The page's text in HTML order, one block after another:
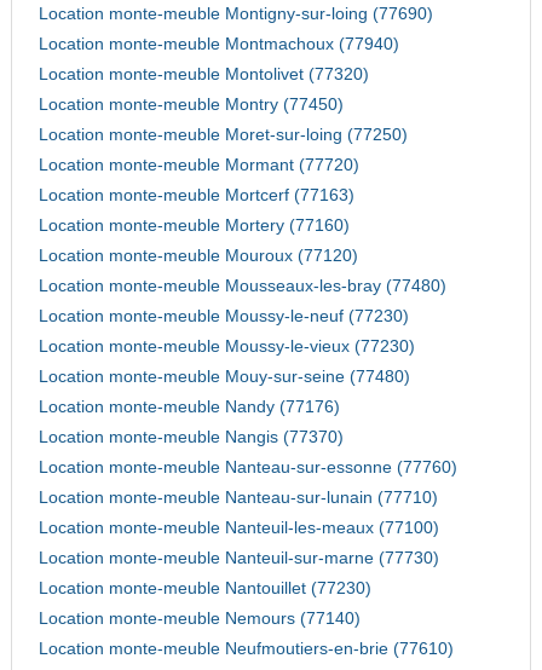
Location monte-meuble Montigny-sur-loing (77690)
Location monte-meuble Montmachoux (77940)
Location monte-meuble Montolivet (77320)
Location monte-meuble Montry (77450)
Location monte-meuble Moret-sur-loing (77250)
Location monte-meuble Mormant (77720)
Location monte-meuble Mortcerf (77163)
Location monte-meuble Mortery (77160)
Location monte-meuble Mouroux (77120)
Location monte-meuble Mousseaux-les-bray (77480)
Location monte-meuble Moussy-le-neuf (77230)
Location monte-meuble Moussy-le-vieux (77230)
Location monte-meuble Mouy-sur-seine (77480)
Location monte-meuble Nandy (77176)
Location monte-meuble Nangis (77370)
Location monte-meuble Nanteau-sur-essonne (77760)
Location monte-meuble Nanteau-sur-lunain (77710)
Location monte-meuble Nanteuil-les-meaux (77100)
Location monte-meuble Nanteuil-sur-marne (77730)
Location monte-meuble Nantouillet (77230)
Location monte-meuble Nemours (77140)
Location monte-meuble Neufmoutiers-en-brie (77610)